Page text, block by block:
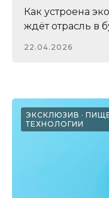
Как устроена
ждёт отрасль в
22.04.2026
ЭКСКЛЮЗИВ
ТЕХНОЛОГИИ